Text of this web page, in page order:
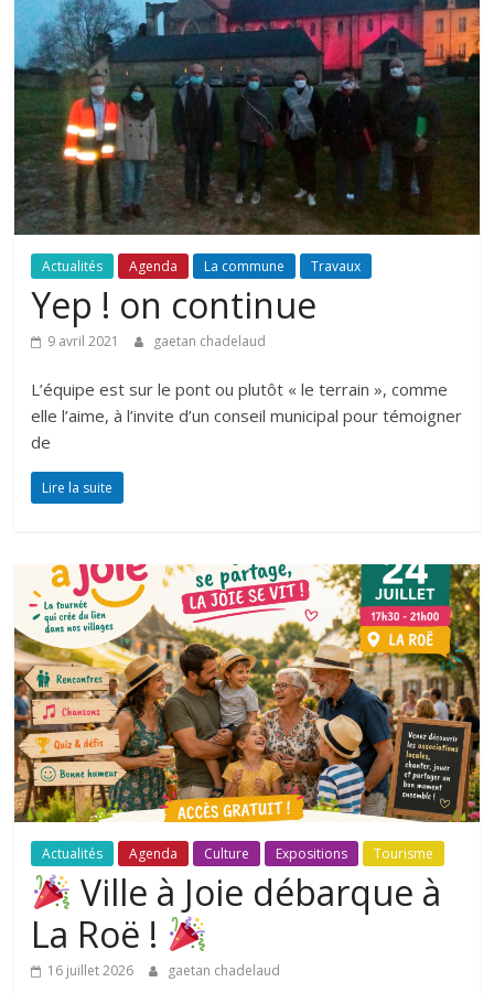
Actualités Agenda La commune Travaux
Yep ! on continue
9 avril 2021 gaetan chadelaud
L’équipe est sur le pont ou plutôt « le terrain », comme
elle l’aime, à l’invite d’un conseil municipal pour témoigner
de
Lire la suite
Actualités Agenda Culture Expositions Tourisme
Ville à Joie débarque à
La Roë !
16 juillet 2026 gaetan chadelaud